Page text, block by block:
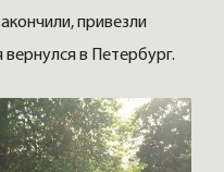
привезли
в Петербург.